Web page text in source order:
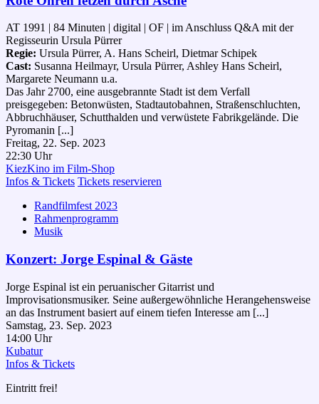
AT 1991 | 84 Minuten | digital | OF | im Anschluss Q&A mit der
Regisseurin Ursula Pürrer
Regie: Ursula Pürrer, A. Hans Scheirl, Dietmar Schipek
Cast: Susanna Heilmayr, Ursula Pürrer, Ashley Hans Scheirl,
Margarete Neumann u.a.
Das Jahr 2700, eine ausgebrannte Stadt ist dem Verfall
preisgegeben: Betonwüsten, Stadtautobahnen, Straßenschluchten,
Abbruchhäuser, Schutthalden und verwüstete Fabrikgelände. Die
Pyromanin [...]
Freitag, 22. Sep. 2023
22:30 Uhr
KiezKino im Film-Shop
Infos & Tickets Tickets reservieren
Randfilmfest 2023
Rahmenprogramm
Musik
Konzert: Jorge Espinal & Gäste
Jorge Espinal ist ein peruanischer Gitarrist und
Improvisationsmusiker. Seine außergewöhnliche Herangehensweise
an das Instrument basiert auf einem tiefen Interesse am [...]
Samstag, 23. Sep. 2023
14:00 Uhr
Kubatur
Infos & Tickets
Eintritt frei!